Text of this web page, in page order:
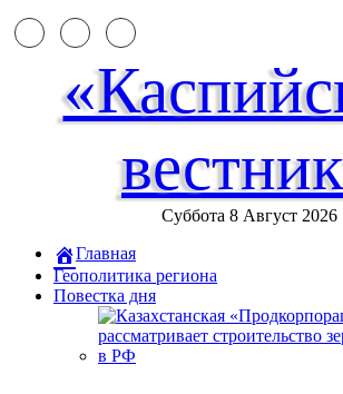
Суббота 8 Август 2026
Главная
Геополитика региона
Повестка дня